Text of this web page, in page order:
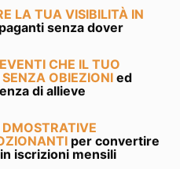
LA TUA VISIBILITÀ IN
senza dover
CHE IL TUO
OBIEZIONI ed
di allieve
DMOSTRATIVE
per convertire
iscrizioni mensili